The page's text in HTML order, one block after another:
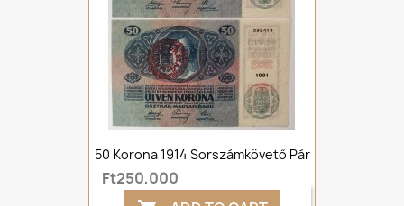
50 Korona 1914 Sorszámkövető Pár
Ft250,000